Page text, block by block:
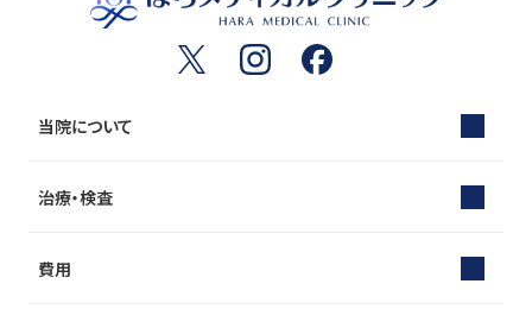
当院について
治療・検査
費用